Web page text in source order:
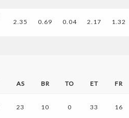
2.35 0.69 0.04 2.17 1.32
AS BR TO ET FR
23 10 0 33 16